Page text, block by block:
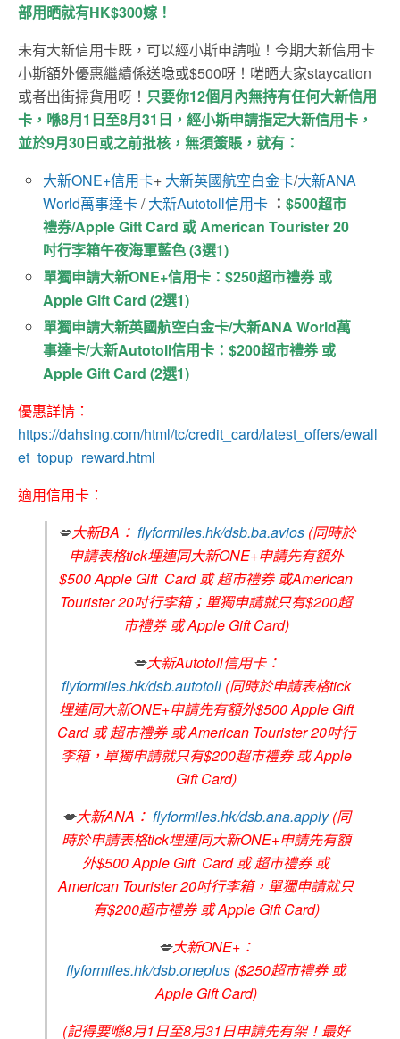
部用晒就有HK$300嫁！
未有大新信用卡既，可以經小斯申請啦！今期大新信用卡
小斯額外優惠繼續係送喼或$500呀！啱晒大家staycation
或者出街掃貨用呀！ 只要你12個月內無持有任何大新信用
卡，喺8月1日至8月31日，經小斯申請指定大新信用卡，
並於9月30日或之前批核，無須簽賬，就有：
大新ONE+信用卡+ 大新英國航空白金卡/大新ANA
World萬事達卡/大新Autotoll信用卡 ：$500超市
禮券/Apple Gift Card 或 American Tourister 20
吋行李箱午夜海軍藍色 (3選1)
單獨申請大新ONE+信用卡：$250超市禮券 或
Apple Gift Card (2選1)
單獨申請大新英國航空白金卡/大新ANA World萬
事達卡/大新Autotoll信用卡：$200超市禮券 或
Apple Gift Card (2選1)
優惠詳情：
https://dahsing.com/html/tc/credit_card/latest_offers/ewall
et_topup_reward.html
適用信用卡：
💋大新BA： flyformiles.hk/dsb.ba.avios(同時於
申請表格tick埋連同大新ONE+申請先有額外
$500 Apple Gift Card 或 超市禮券 或American
Tourister 20吋行李箱；單獨申請就只有$200超
市禮券 或 Apple Gift Card)
💋大新Autotoll信用卡：
flyformiles.hk/dsb.autotoll (同時於申請表格tick
埋連同大新ONE+申請先有額外$500 Apple Gift
Card 或 超市禮券 或 American Tourister 20吋行
李箱，單獨申請就只有$200超市禮券 或 Apple
Gift Card)
💋大新ANA： flyformiles.hk/dsb.ana.apply(同
時於申請表格tick埋連同大新ONE+申請先有額
外$500 Apple Gift Card 或 超市禮券 或
American Tourister 20吋行李箱，單獨申請就只
有$200超市禮券 或 Apple Gift Card)
💋大新ONE+：
flyformiles.hk/dsb.oneplus ($250超市禮券 或
Apple Gift Card)
(記得要喺8月1日至8月31日申請先有架！最好